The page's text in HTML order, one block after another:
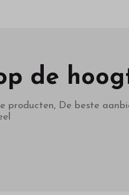
de
producten, De beste